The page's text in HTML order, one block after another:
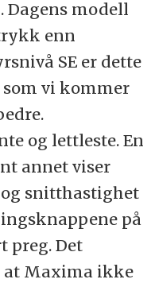
Dagens modell
enn
SE er dette
vi kommer
og lettleste. En
annet viser
snitthastighet
på
preg. Det
at Maxima ikke